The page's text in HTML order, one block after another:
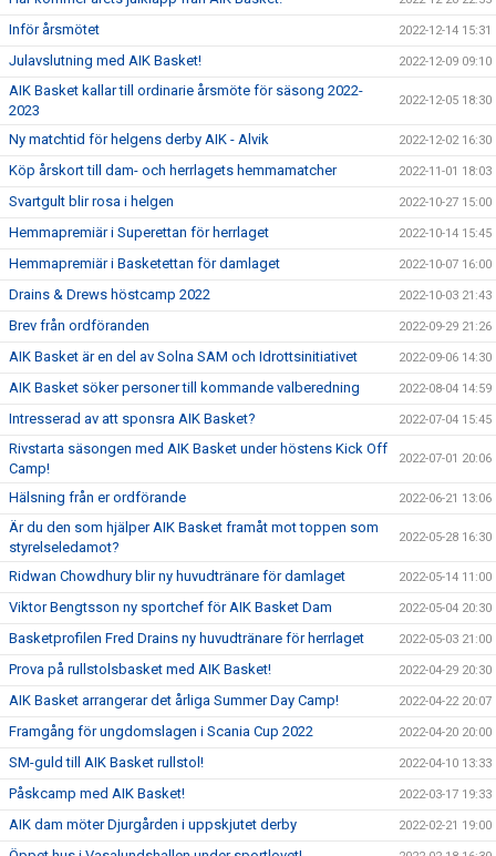
Inför årsmötet 2022-12-14 15:31
Julavslutning med AIK Basket! 2022-12-09 09:10
AIK Basket kallar till ordinarie årsmöte för säsong 2022-
2023
2022-12-05 18:30
Ny matchtid för helgens derby AIK - Alvik 2022-12-02 16:30
Köp årskort till dam- och herrlagets hemmamatcher 2022-11-01 18:03
Svartgult blir rosa i helgen 2022-10-27 15:00
Hemmapremiär i Superettan för herrlaget 2022-10-14 15:45
Hemmapremiär i Basketettan för damlaget 2022-10-07 16:00
Drains & Drews höstcamp 2022 2022-10-03 21:43
Brev från ordföranden 2022-09-29 21:26
AIK Basket är en del av Solna SAM och Idrottsinitiativet 2022-09-06 14:30
AIK Basket söker personer till kommande valberedning 2022-08-04 14:59
Intresserad av att sponsra AIK Basket? 2022-07-04 15:45
Rivstarta säsongen med AIK Basket under höstens Kick Off
Camp!
2022-07-01 20:06
Hälsning från er ordförande 2022-06-21 13:06
Är du den som hjälper AIK Basket framåt mot toppen som
styrelseledamot?
2022-05-28 16:30
Ridwan Chowdhury blir ny huvudtränare för damlaget 2022-05-14 11:00
Viktor Bengtsson ny sportchef för AIK Basket Dam 2022-05-04 20:30
Basketprofilen Fred Drains ny huvudtränare för herrlaget 2022-05-03 21:00
Prova på rullstolsbasket med AIK Basket! 2022-04-29 20:30
AIK Basket arrangerar det årliga Summer Day Camp! 2022-04-22 20:07
Framgång för ungdomslagen i Scania Cup 2022 2022-04-20 20:00
SM-guld till AIK Basket rullstol! 2022-04-10 13:33
Påskcamp med AIK Basket! 2022-03-17 19:33
AIK dam möter Djurgården i uppskjutet derby 2022-02-21 19:00